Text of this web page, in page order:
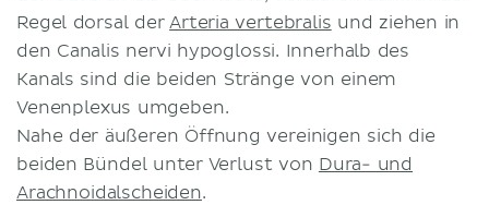
Regel dorsal derArteria vertebralis und ziehen in
den Canalis nervi hypoglossi. Innerhalb des
Kanals sind die beiden Stränge von einem
Venenplexus umgeben.
Nahe der äußeren Öffnung vereinigen sich die
beiden Bündel unter Verlust von Dura- und
Arachnoidalscheiden.